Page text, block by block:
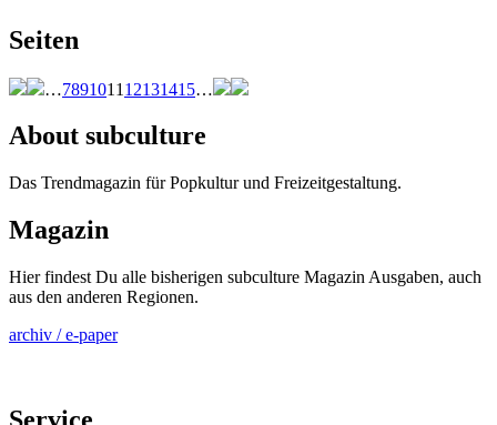
Seiten
…7891011 12131415…
About subculture
Das Trendmagazin für Popkultur und Freizeitgestaltung.
Magazin
Hier findest Du alle bisherigen subculture Magazin Ausgaben, auch
aus den anderen Regionen.
archiv / e-paper